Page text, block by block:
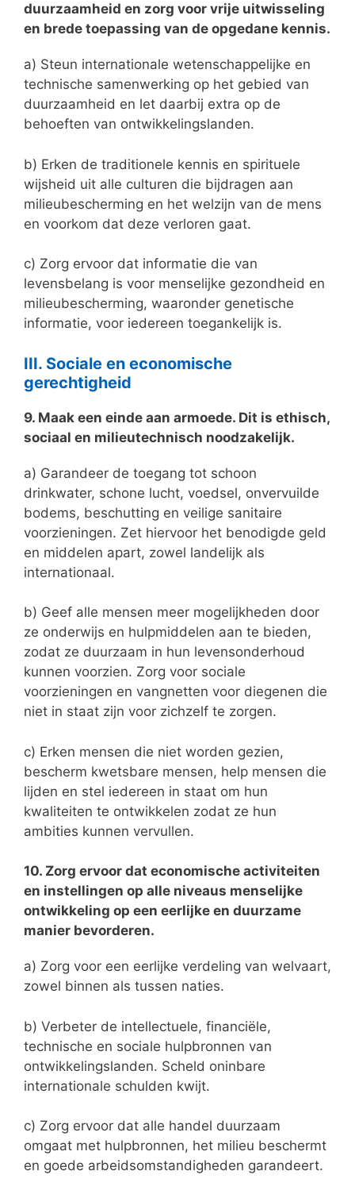
duurzaamheid en zorg voor vrije uitwisseling
en brede toepassing van de opgedane kennis.
a) Steun internationale wetenschappelijke en
technische samenwerking op het gebied van
duurzaamheid en let daarbij extra op de
behoeften van ontwikkelingslanden.
b) Erken de traditionele kennis en spirituele
wijsheid uit alle culturen die bijdragen aan
milieubescherming en het welzijn van de mens
en voorkom dat deze verloren gaat.
c) Zorg ervoor dat informatie die van
levensbelang is voor menselijke gezondheid en
milieubescherming, waaronder genetische
informatie, voor iedereen toegankelijk is.
III. Sociale en economische
gerechtigheid
9. Maak een einde aan armoede. Dit is ethisch,
sociaal en milieutechnisch noodzakelijk.
a) Garandeer de toegang tot schoon
drinkwater, schone lucht, voedsel, onvervuilde
bodems, beschutting en veilige sanitaire
voorzieningen. Zet hiervoor het benodigde geld
en middelen apart, zowel landelijk als
internationaal.
b) Geef alle mensen meer mogelijkheden door
ze onderwijs en hulpmiddelen aan te bieden,
zodat ze duurzaam in hun levensonderhoud
kunnen voorzien. Zorg voor sociale
voorzieningen en vangnetten voor diegenen die
niet in staat zijn voor zichzelf te zorgen.
c) Erken mensen die niet worden gezien,
bescherm kwetsbare mensen, help mensen die
lijden en stel iedereen in staat om hun
kwaliteiten te ontwikkelen zodat ze hun
ambities kunnen vervullen.
10. Zorg ervoor dat economische activiteiten
en instellingen op alle niveaus menselijke
ontwikkeling op een eerlijke en duurzame
manier bevorderen.
a) Zorg voor een eerlijke verdeling van welvaart,
zowel binnen als tussen naties.
b) Verbeter de intellectuele, financiële,
technische en sociale hulpbronnen van
ontwikkelingslanden. Scheld oninbare
internationale schulden kwijt.
c) Zorg ervoor dat alle handel duurzaam
omgaat met hulpbronnen, het milieu beschermt
en goede arbeidsomstandigheden garandeert.